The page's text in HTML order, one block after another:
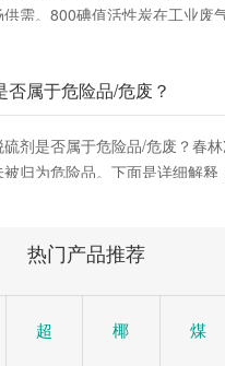
需。800碘值活性炭在工业废
属于危险品/危废？
剂是否属于危险品/危废？春
归为危险品。下面是详细解释
脱硫催化剂小孔中，改变其化学
热门产品推荐
超 椰 煤